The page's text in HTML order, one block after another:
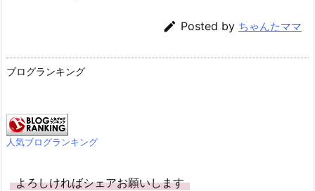
 Posted by ちゃんたママ
ブログランキング
人気ブログランキング
よろしければシェアお願いします